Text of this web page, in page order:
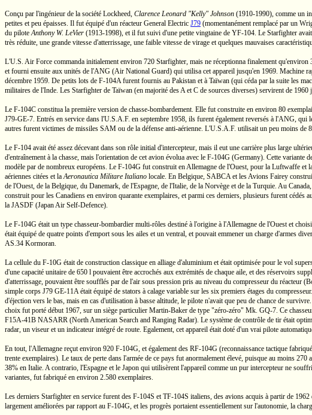
Conçu par l'ingénieur de la société Lockheed, Clarence Leonard "Kelly" Johnson (1910-1990), comme un
petites et peu épaisses. Il fut équipé d'un réacteur General Electric J79 (momentanément remplacé par un
du piloteAnthony W. LeVier (1913-1998), et il fut suivi d'une petite vingtaine de YF-104. Le Starfighter
très réduite, une grande vitesse d'atterrissage, une faible vitesse de virage et quelques mauvaises
L'U.S. Air Force commanda initialement environ 720 Starfighter, mais ne réceptionna finalement
et fourni ensuite aux unités de l'ANG (Air National Guard) qui utilisa cet appareil jusqu'en 1969. Machine
décembre 1959. De petits lots de F-104Afurent fournis au Pakistan et à Taïwan (qui céda par la suite les
militaires de l'Inde. Les Starfighter de Taïwan (en majorité des A et C de sources diverses) servirent de
Le F-104C constitua la première version de chasse-bombardement. Elle fut construite en environ 80
J79-GE-7. Entrés en service dans l'U.S.A.F. en septembre 1958, ils furent également reversés à l'ANG, qui
autres furent victimes de missiles SAM ou de la défense anti-aérienne. L'U.S.A.F. utilisait un peu moins de
Le F-104 avait été assez décevant dans son rôle initial d'intercepteur, mais il eut une carrière plus large
d'entraînement à la chasse, mais l'orientation de cet avion évolua avec le F-104G (Germany). Cette variante
modèle par de nombreux européens. Le F-104G fut construit en Allemagne de l'Ouest, pour la Luftwaffe et
aériennes citées et laAeronautica Militare Italiano locale. En Belgique, SABCA et les Avions Fairey
de l'Ouest, de la Belgique, du Danemark, de l'Espagne, de l'Italie, de la Norvège et de la Turquie. Au
construit pour les Canadiens en environ quarante exemplaires, et parmi ces derniers, plusieurs furent
la JASDF (Japan Air Self-Defence).
Le F-104G était un type chasseur-bombardier multi-rôles destiné à l'origine à l'Allemagne de l'Ouest et
était équipé de quatre points d'emport sous les ailes et un ventral, et pouvait emmener un charge d'armes
AS.34 Kormoran.
La cellule du F-10G était de construction classique en alliage d'aluminium et était optimisée pour le vol
d'une capacité unitaire de 650 l pouvaient être accrochés aux extrémités de chaque aile, et des réservoirs
d'atterrissage, pouvaient être soufflés par de l'air sous pression pris au niveau du compresseur du réacteur
simple corps J79 GE-11Aétait équipé de stators à calage variable sur les six premiers étages du
d'éjection vers le bas, mais en cas d'utilisation à basse altitude, le pilote n'avait que peu de chance de
choix fut porté début 1967, sur un siège particulier Martin-Baker de type "zéro-zéro" Mk. GQ-7. Ce
F15A-41B NASARR (North American Search and Ranging Radar). Le système de contrôle de tir était
radar, un viseur et un indicateur intégré de route. Egalement, cet appareil était doté d'un vrai pilote
En tout, l'Allemagne reçut environ 920 F-104G, et également des RF-104G (reconnaissance tactique
trente exemplaires). Le taux de perte dans l'armée de ce pays fut anormalement élevé, puisque au moins
38% en Italie. A contrario, l'Espagne et le Japon qui utilisèrent l'appareil comme un pur intercepteur ne
variantes, fut fabriqué en environ 2.580 exemplaires.
Les derniers Starfighter en service furent des F-104S etTF-104S italiens, des avions acquis à partir de
largement améliorées par rapport au F-104G, et les progrès portaient essentiellement sur l'autonomie, la